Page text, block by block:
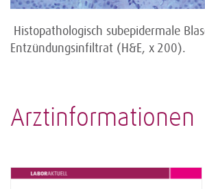
Histopathologisch subepidermale
Entzündungsinfiltrat (H&E, x 200).
Arztinformationen